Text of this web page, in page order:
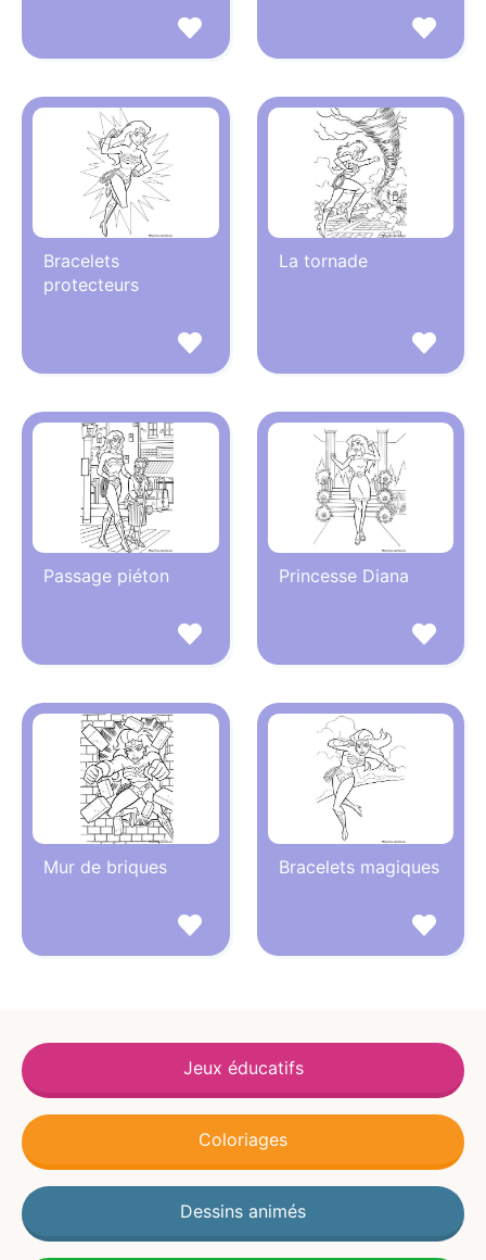
Bracelets
protecteurs
La tornade
Passage piéton Princesse Diana
Mur de briques Bracelets magiques
Jeux éducatifs
Coloriages
Dessins animés